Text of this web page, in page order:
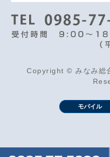
Copyright © みなみ
モバイル